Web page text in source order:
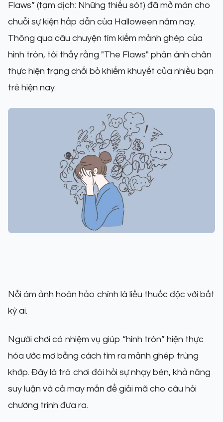
Flaws” (tạm dịch: Những thiếu sót) đã mở màn cho
chuỗi sự kiện hấp dẫn của Halloween năm nay.
Thông qua câu chuyện tìm kiếm mảnh ghép của
hình tròn, tôi thấy rằng "The Flaws" phản ánh chân
thực hiện trạng chối bỏ khiếm khuyết của nhiều bạn
trẻ hiện nay.
Nỗi ám ảnh hoàn hảo chính là liều thuốc độc với bất
kỳ ai.
Người chơi có nhiệm vụ giúp “hình tròn” hiện thực
hóa ước mơ bằng cách tìm ra mảnh ghép trùng
khớp. Đây là trò chơi đòi hỏi sự nhạy bén, khả năng
suy luận và cả may mắn để giải mã cho câu hỏi
chương trình đưa ra.